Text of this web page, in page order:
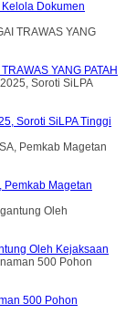
Dokumen
YANG PATAH
Soroti SiLPA Tinggi
Pemkab Magetan
Oleh Kejaksaan
500 Pohon